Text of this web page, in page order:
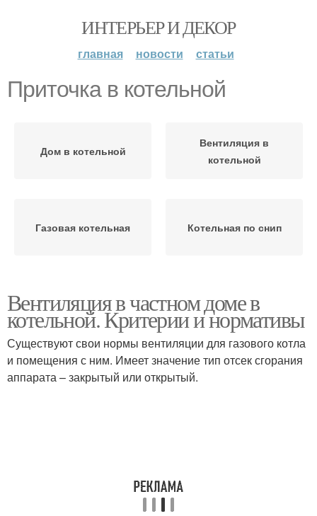
ИНТЕРЬЕР И ДЕКОР
главная новости статьи
Приточка в котельной
Дом в котельной
Вентиляция в
котельной
Газовая котельная Котельная по снип
Вентиляция в частном доме в
котельной. Критерии и нормативы
Существуют свои нормы вентиляции для газового котла
и помещения с ним. Имеет значение тип отсек сгорания
аппарата – закрытый или открытый.